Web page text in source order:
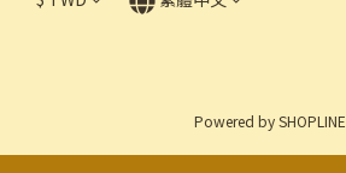
Powered by SHOPLINE